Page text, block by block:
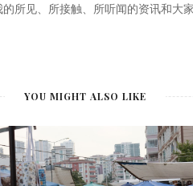
所见、所接触、所听闻的资讯和大
YOU MIGHT ALSO LIKE